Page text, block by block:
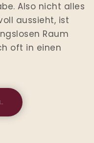
Also nicht alles
aussieht, ist
Raum
oft in einen